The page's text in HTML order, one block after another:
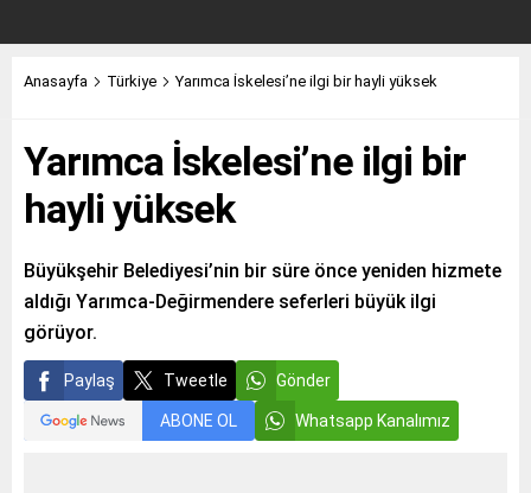
Anasayfa Türkiye Yarımca İskelesi’ne ilgi bir hayli yüksek
Yarımca İskelesi’ne ilgi bir
hayli yüksek
Büyükşehir Belediyesi’nin bir süre önce yeniden hizmete
aldığı Yarımca-Değirmendere seferleri büyük ilgi
görüyor.
Paylaş Tweetle Gönder
ABONE OL Whatsapp Kanalımız